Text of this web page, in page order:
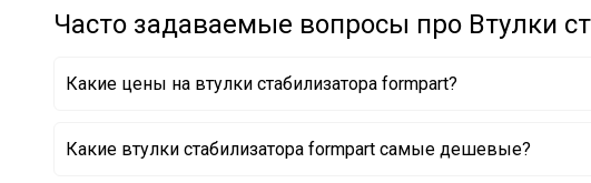
MAPCO
+ 3
BIRTH
GSP
+ 258
Часто задаваемые вопросы про Втулки
Какие цены на втулки стабилизатора formpart?
Какие втулки стабилизатора formpart самые дешевые?